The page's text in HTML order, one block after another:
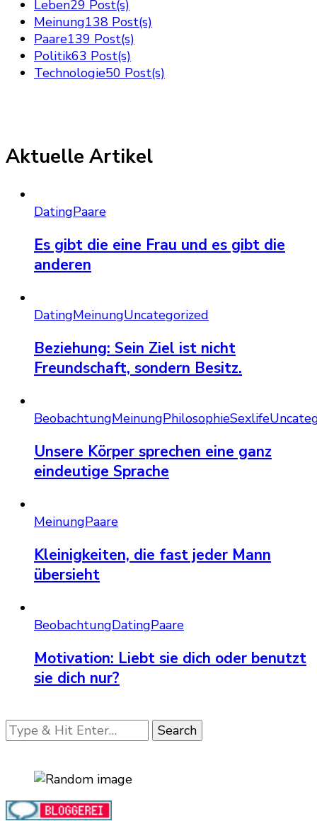
Leben29 Post(s)
Meinung138 Post(s)
Paare139 Post(s)
Politik63 Post(s)
Technologie50 Post(s)
Aktuelle Artikel
DatingPaare
Es gibt die eine Frau und es gibt die
anderen
DatingMeinungUncategorized
Beziehung: Sein Ziel ist nicht
Freundschaft, sondern Besitz.
BeobachtungMeinungPhilosophieSexlife
Unsere Körper sprechen eine ganz
eindeutige Sprache
MeinungPaare
Kleinigkeiten, die fast jeder Mann
übersieht
BeobachtungDatingPaare
Motivation: Liebt sie dich oder benutzt
sie dich nur?
Looking
for